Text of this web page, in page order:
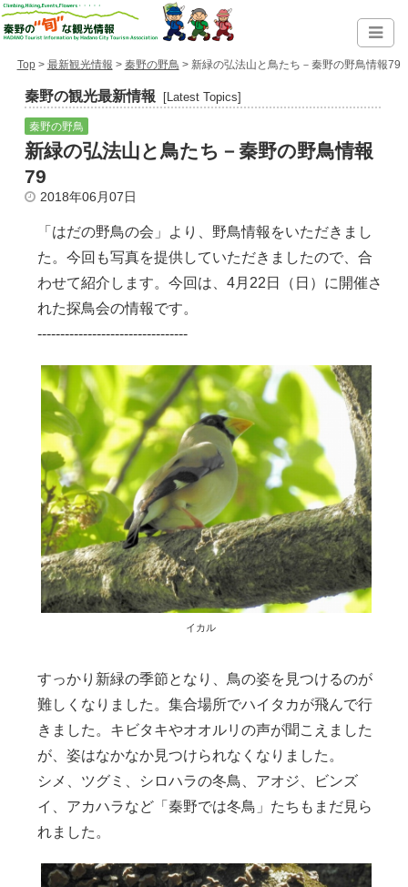
Top> 最新観光情報 > 秦野の野鳥 > 新緑の弘法山と鳥たち－秦野の野鳥情報79
秦野の観光最新情報 [Latest Topics]
秦野の野鳥
新緑の弘法山と鳥たち－秦野の野鳥情報
79
2018年06月07日
「はだの野鳥の会」より、野鳥情報をいただきまし
た。今回も写真を提供していただきましたので、合
わせて紹介します。今回は、4月22日（日）に開催さ
れた探鳥会の情報です。
---------------------------------
イカル
すっかり新緑の季節となり、鳥の姿を見つけるのが
難しくなりました。集合場所でハイタカが飛んで行
きました。キビタキやオオルリの声が聞こえました
が、姿はなかなか見つけられなくなりました。
シメ、ツグミ、シロハラの冬鳥、アオジ、ビンズ
イ、アカハラなど「秦野では冬鳥」たちもまだ見ら
れました。